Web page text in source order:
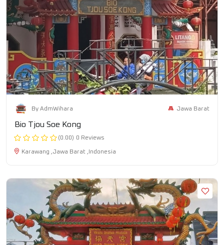
By AdmWihara Jawa Barat
Bio Tjou Soe Kong
(0.00) 0 Reviews
Karawang ,Jawa Barat ,Indonesia